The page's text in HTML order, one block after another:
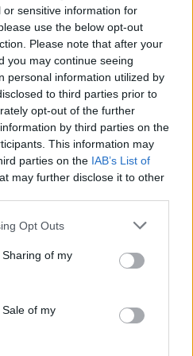
sensitive information for
use the below opt-out
Please note that after your
you may continue seeing
personal information utilized by
to third parties prior to
opt-out of the further
by third parties on the
This information may
parties on the IAB’s List of
may further disclose it to other
Opt Outs
of my
of my
Reynolds by mohl
)
Česko tento týden navštívil
Michael Reynolds. Americký
architekt je známý především
svými netradičními budovami
z použitých PET lahví,
odpadu. Pražský
z jeho unikátních energeticky
rodinný film o zvířecích
dnes premiéru film Návrat do
podobným posláním. Zatímco
Daphne M. Sheldricková